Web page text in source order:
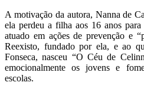
A motivação da autora, Nanna de
ela perdeu a filha aos 16 anos
atuado em ações de prevenção e
Reexisto, fundado por ela, e ao
Fonseca, nasceu “O Céu de
emocionalmente os jovens e
escolas.